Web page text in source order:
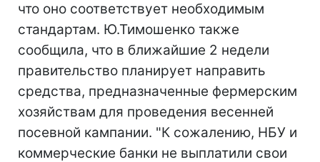
что оно соответствует необходимым
стандартам. Ю.Тимошенко также
сообщила, что в ближайшие 2 недели
правительство планирует направить
средства, предназначенные фермерским
хозяйствам для проведения весенней
посевной кампании. "К сожалению, НБУ и
коммерческие банки не выплатили свои